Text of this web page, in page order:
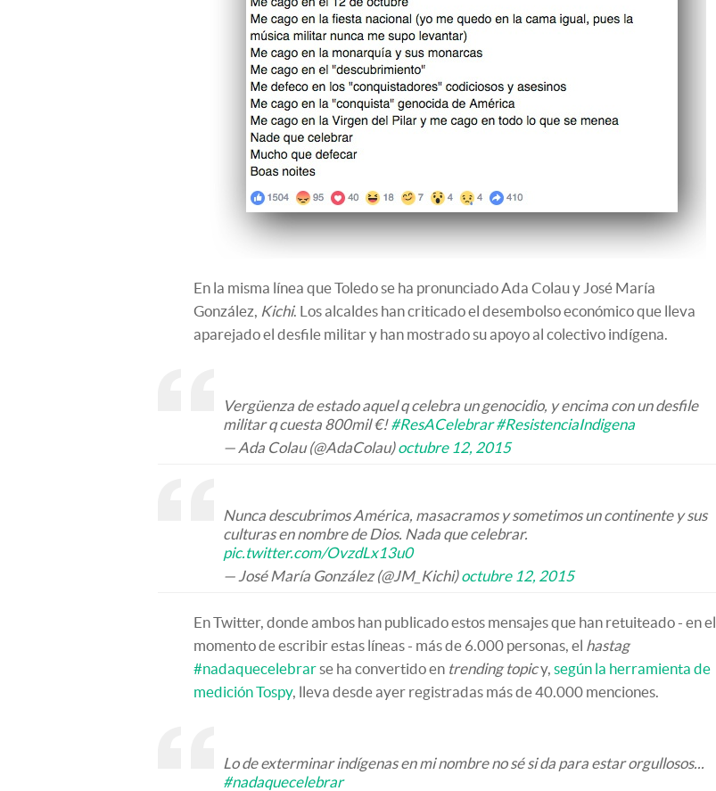
En la misma línea que Toledo se ha pronunciado Ada Colau y José María
González, Kichi. Los alcaldes han criticado el desembolso económico que lleva
aparejado el desfile militar y han mostrado su apoyo al colectivo indígena.
Vergüenza de estado aquel q celebra un genocidio, y encima con un desfile
militar q cuesta 800mil €!#ResACelebrar #ResistenciaIndigena
— Ada Colau (@AdaColau)octubre 12, 2015
Nunca descubrimos América, masacramos y sometimos un continente y sus
culturas en nombre de Dios. Nada que celebrar.
pic.twitter.com/OvzdLx13u0
— José María González (@JM_Kichi)octubre 12, 2015
En Twitter, donde ambos han publicado estos mensajes que han retuiteado - en el
momento de escribir estas líneas - más de 6.000 personas, el hastag
#nadaquecelebrarse ha convertido en trending topicy, según la herramienta de
medición Tospy, lleva desde ayer registradas más de 40.000 menciones.
Lo de exterminar indígenas en mi nombre no sé si da para estar orgullosos...
#nadaquecelebrar